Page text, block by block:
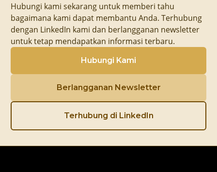
Hubungi kami sekarang untuk memberi tahu
bagaimana kami dapat membantu Anda. Terhubung
dengan LinkedIn kami dan berlangganan newsletter
untuk tetap mendapatkan informasi terbaru.
Hubungi Kami
Berlangganan Newsletter
Terhubung di LinkedIn